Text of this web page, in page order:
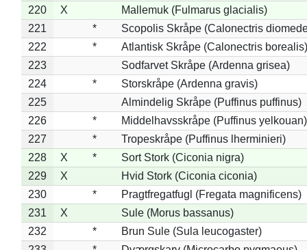
220
X
Mallemuk (Fulmarus glacialis)
221
*
Scopolis Skråpe (Calonectris
222
*
Atlantisk Skråpe (Calonectris borealis)
223
Sodfarvet Skråpe (Ardenna grisea)
224
*
Storskråpe (Ardenna gravis)
225
Almindelig Skråpe (Puffinus puffinus)
226
*
Middelhavsskråpe (Puffinus yelkouan)
227
*
Tropeskråpe (Puffinus lherminieri)
228
X *
Sort Stork (Ciconia nigra)
229
X
Hvid Stork (Ciconia ciconia)
230
*
Pragtfregatfugl (Fregata magnificens)
231
X
Sule (Morus bassanus)
232
*
Brun Sule (Sula leucogaster)